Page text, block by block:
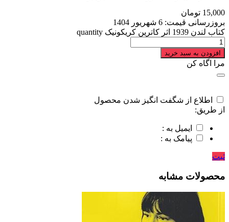
15,000 تومان
بروزرسانی قیمت: 6 شهریور 1404
کتاب لندن 1939 اثر کاترین کریکونیک quantity
افزودن به سبد خرید
مرا اگاه کن
اطلاع از شگفت انگیز شدن محصول
از طریق:
ایمیل به :
پیامک به :
ثبت
محصولات مشابه